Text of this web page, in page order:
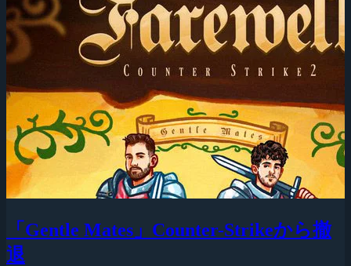
「Gentle Mates」Counter-Strikeから撤
退